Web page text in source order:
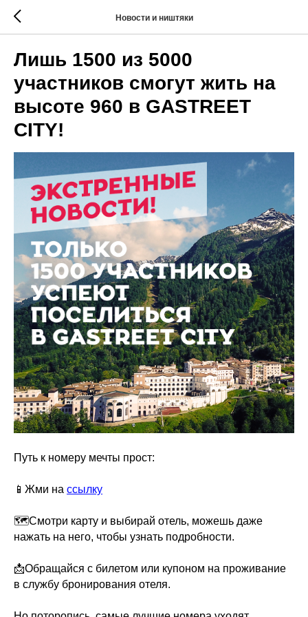
Новости и ништяки
Лишь 1500 из 5000
участников смогут жить на
высоте 960 в GASTREET
CITY!
Путь к номеру мечты прост:
📱Жми на ссылку
🗺Смотри карту и выбирай отель, можешь даже
нажать на него, чтобы узнать подробности.
📩Обращайся с билетом или купоном на проживание
в службу бронирования отеля.